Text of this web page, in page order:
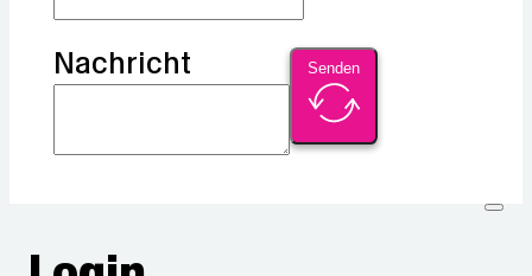
Nachricht Senden